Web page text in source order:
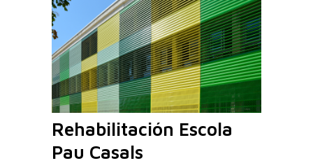
Rehabilitación Escola
Pau Casals